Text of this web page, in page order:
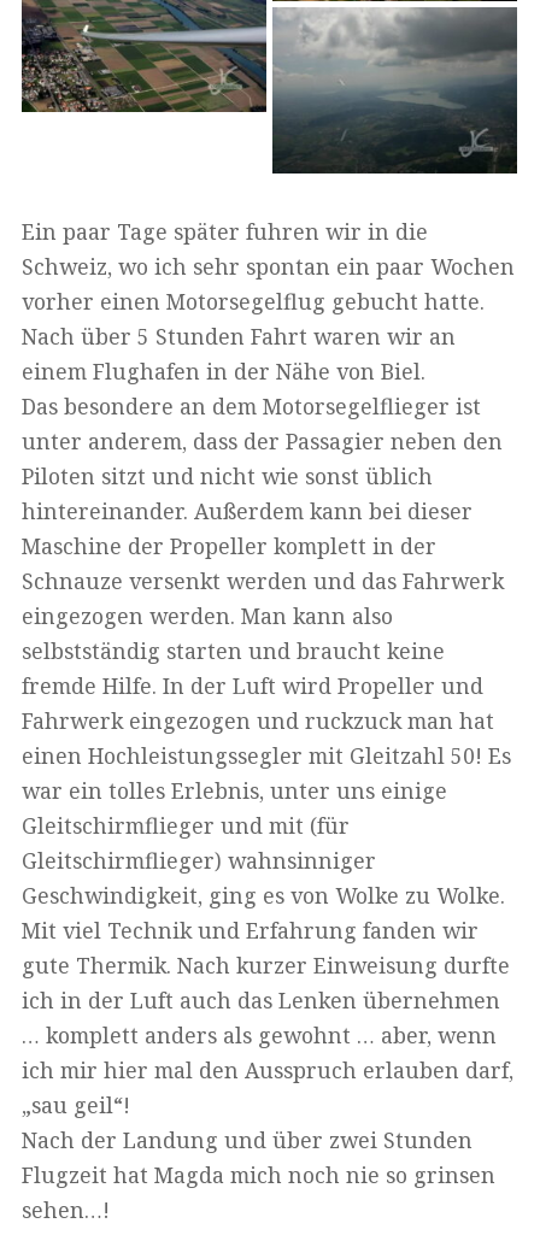
Ein paar Tage später fuhren wir in die
Schweiz, wo ich sehr spontan ein paar Wochen
vorher einen Motorsegelflug gebucht hatte.
Nach über 5 Stunden Fahrt waren wir an
einem Flughafen in der Nähe von Biel.
Das besondere an dem Motorsegelflieger ist
unter anderem, dass der Passagier neben den
Piloten sitzt und nicht wie sonst üblich
hintereinander. Außerdem kann bei dieser
Maschine der Propeller komplett in der
Schnauze versenkt werden und das Fahrwerk
eingezogen werden. Man kann also
selbstständig starten und braucht keine
fremde Hilfe. In der Luft wird Propeller und
Fahrwerk eingezogen und ruckzuck man hat
einen Hochleistungssegler mit Gleitzahl 50! Es
war ein tolles Erlebnis, unter uns einige
Gleitschirmflieger und mit (für
Gleitschirmflieger) wahnsinniger
Geschwindigkeit, ging es von Wolke zu Wolke.
Mit viel Technik und Erfahrung fanden wir
gute Thermik. Nach kurzer Einweisung durfte
ich in der Luft auch das Lenken übernehmen
… komplett anders als gewohnt … aber, wenn
ich mir hier mal den Ausspruch erlauben darf,
„sau geil“!
Nach der Landung und über zwei Stunden
Flugzeit hat Magda mich noch nie so grinsen
sehen…!